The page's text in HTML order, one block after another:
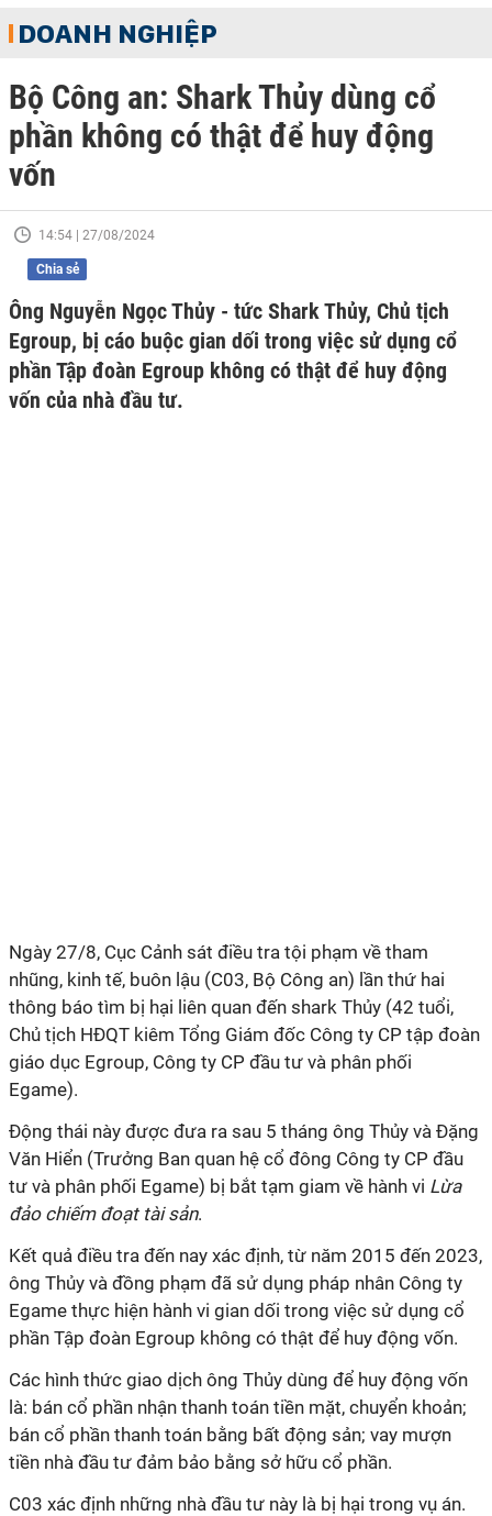
DOANH NGHIỆP
Bộ Công an: Shark Thủy dùng cổ
phần không có thật để huy động
vốn
14:54 | 27/08/2024
Chia sẻ
Ông Nguyễn Ngọc Thủy - tức Shark Thủy, Chủ tịch
Egroup, bị cáo buộc gian dối trong việc sử dụng cổ
phần Tập đoàn Egroup không có thật để huy động
vốn của nhà đầu tư.
Ngày 27/8, Cục Cảnh sát điều tra tội phạm về tham
nhũng, kinh tế, buôn lậu (C03, Bộ Công an) lần thứ hai
thông báo tìm bị hại liên quan đến shark Thủy (42 tuổi,
Chủ tịch HĐQT kiêm Tổng Giám đốc Công ty CP tập đoàn
giáo dục Egroup, Công ty CP đầu tư và phân phối
Egame).
Động thái này được đưa ra sau 5 tháng ông Thủy và Đặng
Văn Hiển (Trưởng Ban quan hệ cổ đông Công ty CP đầu
tư và phân phối Egame) bị bắt tạm giam về hành vi Lừa
đảo chiếm đoạt tài sản.
Kết quả điều tra đến nay xác định, từ năm 2015 đến 2023,
ông Thủy và đồng phạm đã sử dụng pháp nhân Công ty
Egame thực hiện hành vi gian dối trong việc sử dụng cổ
phần Tập đoàn Egroup không có thật để huy động vốn.
Các hình thức giao dịch ông Thủy dùng để huy động vốn
là: bán cổ phần nhận thanh toán tiền mặt, chuyển khoản;
bán cổ phần thanh toán bằng bất động sản; vay mượn
tiền nhà đầu tư đảm bảo bằng sở hữu cổ phần.
C03 xác định những nhà đầu tư này là bị hại trong vụ án.